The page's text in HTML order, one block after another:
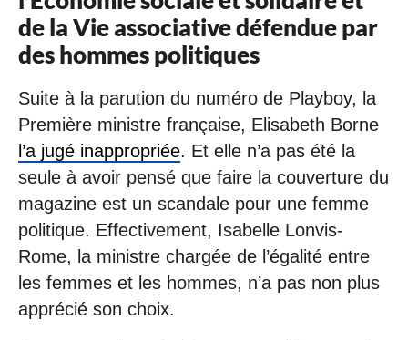
de la Vie associative défendue par
des hommes politiques
Suite à la parution du numéro de Playboy, la
Première ministre française, Elisabeth Borne
l’a jugé inappropriée. Et elle n’a pas été la
seule à avoir pensé que faire la couverture du
magazine est un scandale pour une femme
politique. Effectivement, Isabelle Lonvis-
Rome, la ministre chargée de l’égalité entre
les femmes et les hommes, n’a pas non plus
apprécié son choix.